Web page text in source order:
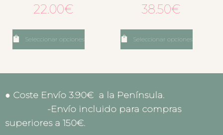
22.00€
Seleccionar opciones
38.50€
Seleccionar opciones
● Coste Envío 3.90€ a la Península.
-Envío incluido para compras
superiores a 150€.